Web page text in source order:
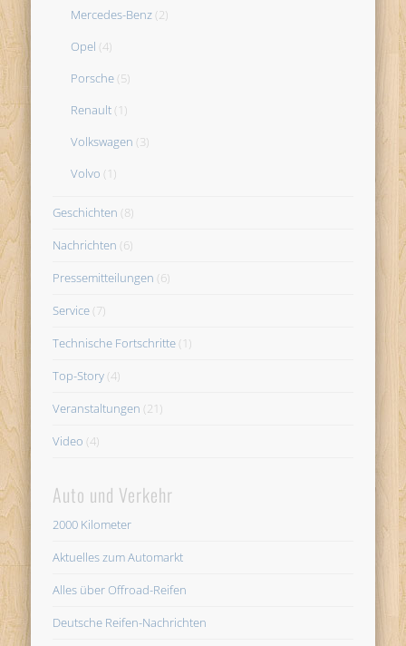
Mercedes-Benz (2)
Opel (4)
Porsche (5)
Renault (1)
Volkswagen (3)
Volvo (1)
Geschichten (8)
Nachrichten (6)
Pressemitteilungen (6)
Service (7)
Technische Fortschritte (1)
Top-Story (4)
Veranstaltungen (21)
Video (4)
Auto und Verkehr
2000 Kilometer
Aktuelles zum Automarkt
Alles über Offroad-Reifen
Deutsche Reifen-Nachrichten